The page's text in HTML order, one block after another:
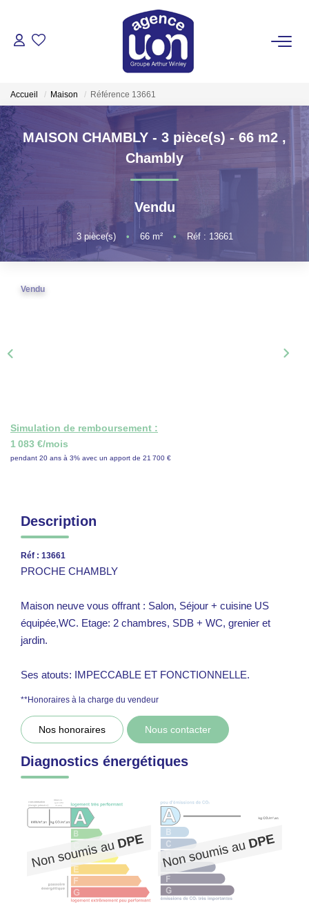
ACHETER
LOUER
GÉRER
VOTRE AGENCE
Accueil Maison Référence 13661
MAISON CHAMBLY - 3 pièce(s) - 66 m2 ,
Chambly
Vendu
3pièce(s) • 66m² • Réf : 13661
Vendu
Simulation de remboursement :
1 083 €/mois
pendant 20 ans à 3% avec un apport de 21 700 €
Description
Réf : 13661
PROCHE CHAMBLY
Maison neuve vous offrant : Salon, Séjour + cuisine US
équipée,WC. Etage: 2 chambres, SDB + WC, grenier et
jardin.
Ses atouts: IMPECCABLE ET FONCTIONNELLE.
**Honoraires à la charge du vendeur
Nos honoraires Nous contacter
Diagnostics énergétiques